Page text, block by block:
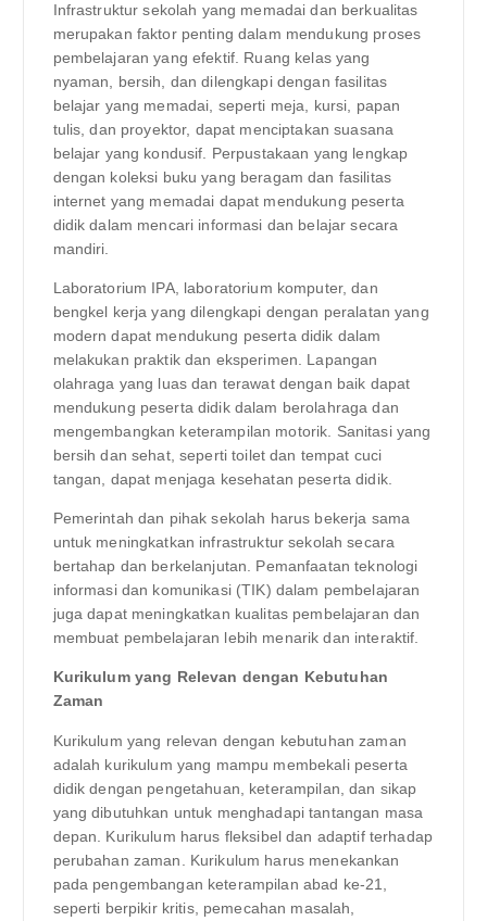
Infrastruktur sekolah yang memadai dan berkualitas
merupakan faktor penting dalam mendukung proses
pembelajaran yang efektif. Ruang kelas yang
nyaman, bersih, dan dilengkapi dengan fasilitas
belajar yang memadai, seperti meja, kursi, papan
tulis, dan proyektor, dapat menciptakan suasana
belajar yang kondusif. Perpustakaan yang lengkap
dengan koleksi buku yang beragam dan fasilitas
internet yang memadai dapat mendukung peserta
didik dalam mencari informasi dan belajar secara
mandiri.
Laboratorium IPA, laboratorium komputer, dan
bengkel kerja yang dilengkapi dengan peralatan yang
modern dapat mendukung peserta didik dalam
melakukan praktik dan eksperimen. Lapangan
olahraga yang luas dan terawat dengan baik dapat
mendukung peserta didik dalam berolahraga dan
mengembangkan keterampilan motorik. Sanitasi yang
bersih dan sehat, seperti toilet dan tempat cuci
tangan, dapat menjaga kesehatan peserta didik.
Pemerintah dan pihak sekolah harus bekerja sama
untuk meningkatkan infrastruktur sekolah secara
bertahap dan berkelanjutan. Pemanfaatan teknologi
informasi dan komunikasi (TIK) dalam pembelajaran
juga dapat meningkatkan kualitas pembelajaran dan
membuat pembelajaran lebih menarik dan interaktif.
Kurikulum yang Relevan dengan Kebutuhan
Zaman
Kurikulum yang relevan dengan kebutuhan zaman
adalah kurikulum yang mampu membekali peserta
didik dengan pengetahuan, keterampilan, dan sikap
yang dibutuhkan untuk menghadapi tantangan masa
depan. Kurikulum harus fleksibel dan adaptif terhadap
perubahan zaman. Kurikulum harus menekankan
pada pengembangan keterampilan abad ke-21,
seperti berpikir kritis, pemecahan masalah,